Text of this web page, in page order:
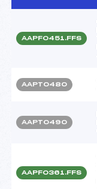
AAPF0451.FFS
AAPT0480
AAPT0490
AAPF0361.FFS